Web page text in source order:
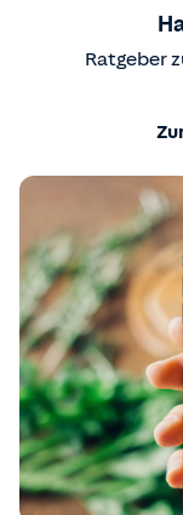
Ratgeber